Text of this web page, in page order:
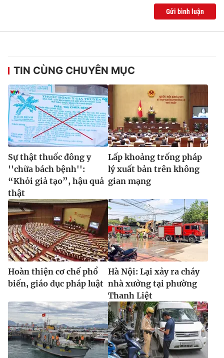
Gửi bình luận
TIN CÙNG CHUYÊN MỤC
Sự thật thuốc đông y
''chữa bách bệnh'':
“Khỏi giả tạo”, hậu quả
thật
Lấp khoảng trống pháp
lý xuất bản trên không
gian mạng
Hoàn thiện cơ chế phổ
biến, giáo dục pháp luật
Hà Nội: Lại xảy ra cháy
nhà xưởng tại phường
Thanh Liệt